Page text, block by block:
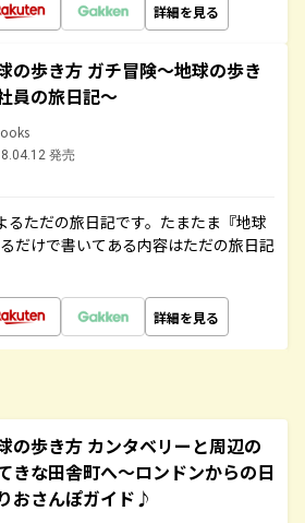
詳細を見る
の歩き方 ガチ冒険～地球の歩き
員の旅日記～
発売
るただの旅日記です。たまたま『地球
だけで書いてある内容はただの旅日記
詳細を見る
の歩き方 カンタベリーと周辺の
きな田舎町へ～ロンドンからの日
おさんぽガイド♪